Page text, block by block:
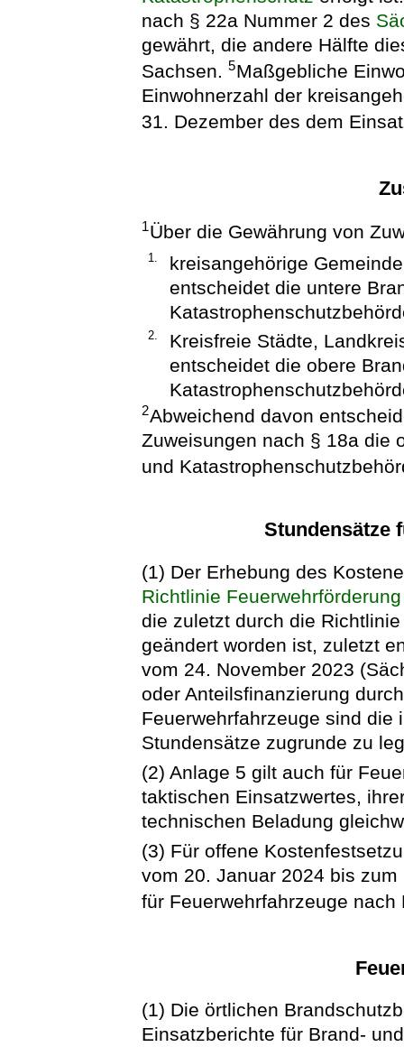
nach § 22a Nummer 2 des
gewährt, die andere Hälfte
Sachsen.5Maßgebliche
Einwohnerzahl der
31. Dezember des dem
1Über die Gewährung von
1.
kreisangehörige
entscheidet die untere
2.
Kreisfreie Städte,
entscheidet die obere
2Abweichend davon
Zuweisungen nach § 18a die
und
Stundensätze
(1) Der Erhebung des
Richtlinie Feuerwehrförderung
die zuletzt durch die
geändert worden ist, zuletzt
vom 24. November 2023
oder Anteilsfinanzierung
Feuerwehrfahrzeuge sind die
Stundensätze zugrunde zu
(2) Anlage 5 gilt auch für
taktischen Einsatzwertes,
technischen Beladung
(3) Für offene
vom 20. Januar 2024 bis
für Feuerwehrfahrzeuge
(1) Die örtlichen
Einsatzberichte für Brand-